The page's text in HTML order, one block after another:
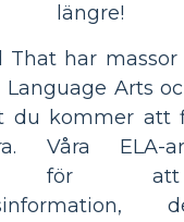
längre!
That har
Language Arts
du kommer att
Våra ELA-
för